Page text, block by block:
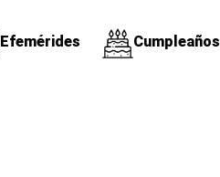
Efemérides Cumpleaños